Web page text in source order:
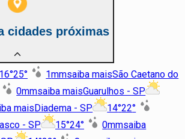
cidades próximas
16°25° 1mmsaiba maisSão Caetano do
0mmsaiba maisGuarulhos - SP
maisDiadema - SP 14°22°
- SP 15°24° 0mmsaiba